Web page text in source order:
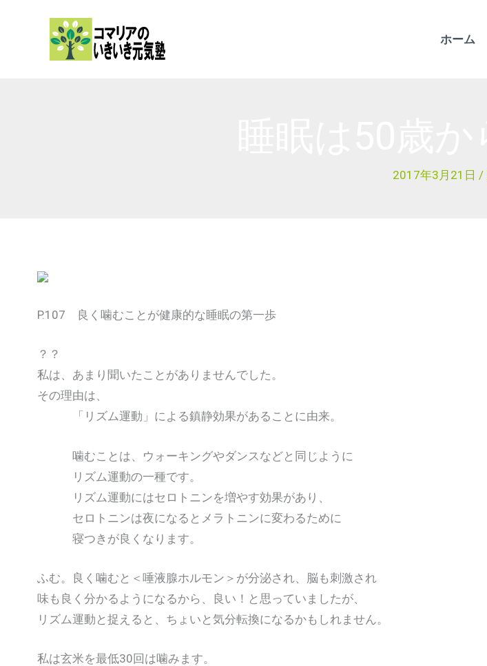
ホーム
2017年3月21日 /
P.107 良く噛むことが健康的な睡眠の第一歩
？？
私は、あまり聞いたことがありませんでした。
その理由は、
「リズム運動」による鎮静効果があることに由来。
噛むことは、ウォーキングやダンスなどと同じように
リズム運動の一種です。
リズム運動にはセロトニンを増やす効果があり、
セロトニンは夜になるとメラトニンに変わるために
寝つきが良くなります。
ふむ。良く噛むと＜唾液腺ホルモン＞が分泌され、脳も刺激され
味も良く分かるようになるから、良い！と思っていましたが、
リズム運動と捉えると、ちょいと気分転換になるかもしれません。
私は玄米を最低30回は噛みます。